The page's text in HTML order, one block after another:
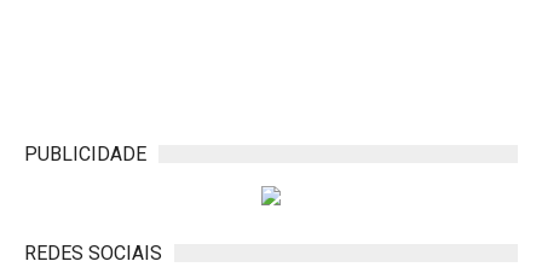
PUBLICIDADE
REDES SOCIAIS